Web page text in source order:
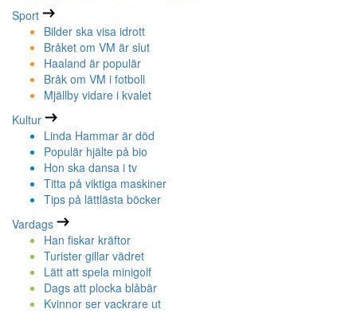
Sport
Bilder ska visa idrott
Bråket om VM är slut
Haaland är populär
Bråk om VM i fotboll
Mjällby vidare i kvalet
Kultur
Linda Hammar är död
Populär hjälte på bio
Hon ska dansa i tv
Titta på viktiga maskiner
Tips på lättlästa böcker
Vardags
Han fiskar kräftor
Turister gillar vädret
Lätt att spela minigolf
Dags att plocka blåbär
Kvinnor ser vackrare ut